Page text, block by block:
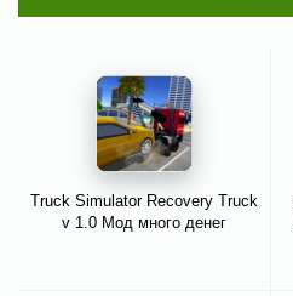
Truck Simulator Recovery Truck
v 1.0 Мод много денег